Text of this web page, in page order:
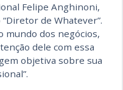
Felipe Anghinoni,
de Whatever”.
mundo dos negócios,
dele com essa
objetiva sobre sua